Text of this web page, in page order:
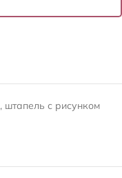
, штапель с рисунком